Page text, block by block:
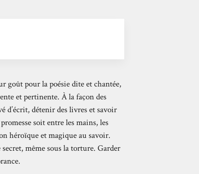
goût pour la poésie dite et chantée,
et pertinente. À la façon des
détenir des livres et savoir
soit entre les mains, les
héroïque et magique au savoir.
même sous la torture. Garder